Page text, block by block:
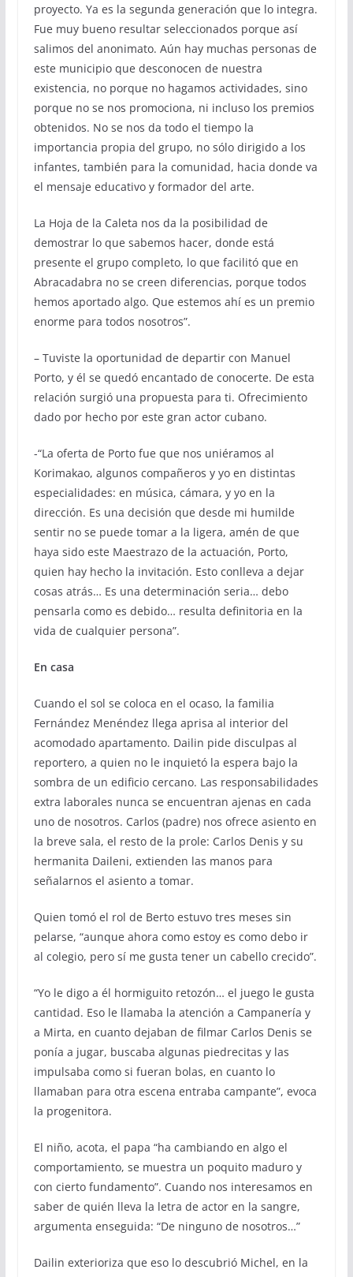
proyecto. Ya es la segunda generación que lo integra.
Fue muy bueno resultar seleccionados porque así
salimos del anonimato. Aún hay muchas personas de
este municipio que desconocen de nuestra
existencia, no porque no hagamos actividades, sino
porque no se nos promociona, ni incluso los premios
obtenidos. No se nos da todo el tiempo la
importancia propia del grupo, no sólo dirigido a los
infantes, también para la comunidad, hacia donde va
el mensaje educativo y formador del arte.
La Hoja de la Caleta nos da la posibilidad de
demostrar lo que sabemos hacer, donde está
presente el grupo completo, lo que facilitó que en
Abracadabra no se creen diferencias, porque todos
hemos aportado algo. Que estemos ahí es un premio
enorme para todos nosotros”.
– Tuviste la oportunidad de departir con Manuel
Porto, y él se quedó encantado de conocerte. De esta
relación surgió una propuesta para ti. Ofrecimiento
dado por hecho por este gran actor cubano.
-“La oferta de Porto fue que nos uniéramos al
Korimakao, algunos compañeros y yo en distintas
especialidades: en música, cámara, y yo en la
dirección. Es una decisión que desde mi humilde
sentir no se puede tomar a la ligera, amén de que
haya sido este Maestrazo de la actuación, Porto,
quien hay hecho la invitación. Esto conlleva a dejar
cosas atrás… Es una determinación seria… debo
pensarla como es debido… resulta definitoria en la
vida de cualquier persona”.
En casa
Cuando el sol se coloca en el ocaso, la familia
Fernández Menéndez llega aprisa al interior del
acomodado apartamento. Dailin pide disculpas al
reportero, a quien no le inquietó la espera bajo la
sombra de un edificio cercano. Las responsabilidades
extra laborales nunca se encuentran ajenas en cada
uno de nosotros. Carlos (padre) nos ofrece asiento en
la breve sala, el resto de la prole: Carlos Denis y su
hermanita Daileni, extienden las manos para
señalarnos el asiento a tomar.
Quien tomó el rol de Berto estuvo tres meses sin
pelarse, “aunque ahora como estoy es como debo ir
al colegio, pero sí me gusta tener un cabello crecido”.
“Yo le digo a él hormiguito retozón… el juego le gusta
cantidad. Eso le llamaba la atención a Campanería y
a Mirta, en cuanto dejaban de filmar Carlos Denis se
ponía a jugar, buscaba algunas piedrecitas y las
impulsaba como si fueran bolas, en cuanto lo
llamaban para otra escena entraba campante”, evoca
la progenitora.
El niño, acota, el papa “ha cambiando en algo el
comportamiento, se muestra un poquito maduro y
con cierto fundamento”. Cuando nos interesamos en
saber de quién lleva la letra de actor en la sangre,
argumenta enseguida: “De ninguno de nosotros…”
Dailin exterioriza que eso lo descubrió Michel, en la